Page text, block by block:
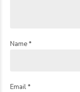
Name *
Email *